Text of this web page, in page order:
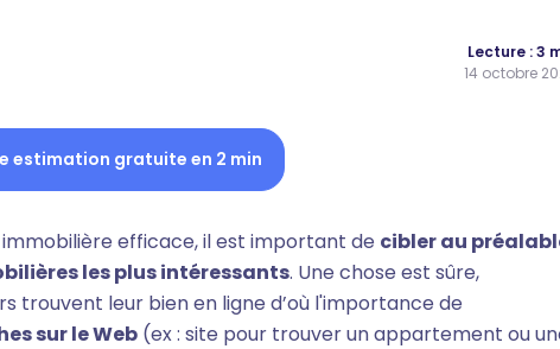
Lecture : 3
14 octobre
estimation gratuite en 2 min
efficace, il est important de cibler au
les plus intéressants. Une chose est sûre,
trouvent leur bien en ligne d’où l'importance de
sur le Web(ex : site pour trouver un appartement ou